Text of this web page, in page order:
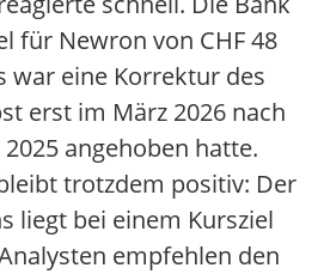
für Newron von CHF 48
war eine Korrektur des
erst im März 2026 nach
angehoben hatte.
trotzdem positiv: Der
liegt bei einem Kursziel
empfehlen den